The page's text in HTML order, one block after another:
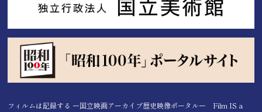
フィルムは記録する ー国立映画アーカイブ歴史映像ポータルー Film IS a